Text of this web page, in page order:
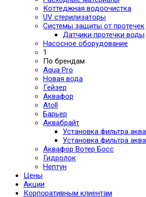
Коттеджная водоочистка
UV стерилизаторы
Системы защиты от протечек
Датчики протечки воды
Насосное оборудование
1
По брендам
Aqua Pro
Новая вода
Гейзер
Аквафор
Atoll
Барьер
Аквабрайт
Установка фильтра
Установка фильтра
Аквафор Вотер Босс
Гидролок
Нептун
Цены
Акции
Корпоративным клиентам